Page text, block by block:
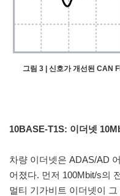
그림 3 | 신호가 개선된 CAN
10BASE-T1S: 이더넷
차량 이더넷은 ADAS/AD
어졌다. 먼저 100Mbit/s의
멀티 기가비트 이더넷이